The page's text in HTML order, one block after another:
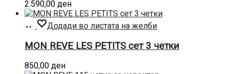
2.590,00 ден
Додај
во
кошница
Додади во листата на желби
MON REVE LES PETITS сет 3 четки
850,00 ден